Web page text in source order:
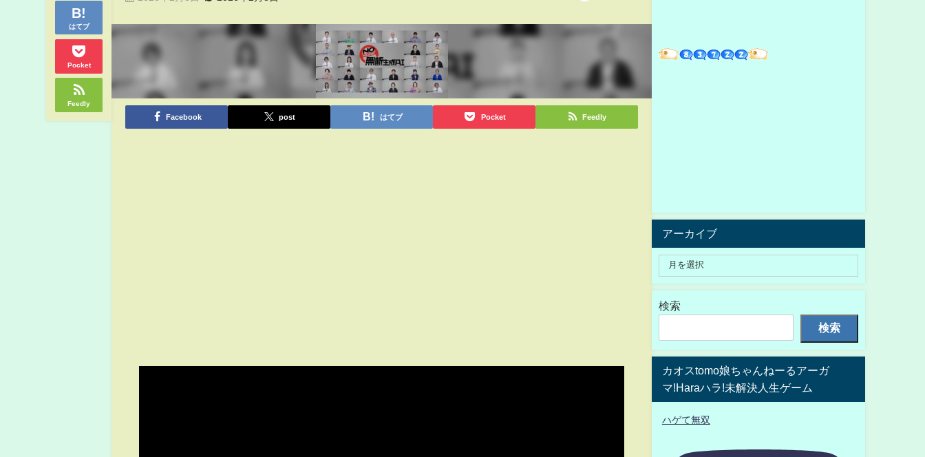
はてブ
Pocket
Feedly
Facebook post はてブ Pocket Feedly
アーカイブ
検索
検索
カオスtomo娘ちゃんねーるアーガ
マ!Haraハラ!未解決人生ゲーム
ハゲて無双